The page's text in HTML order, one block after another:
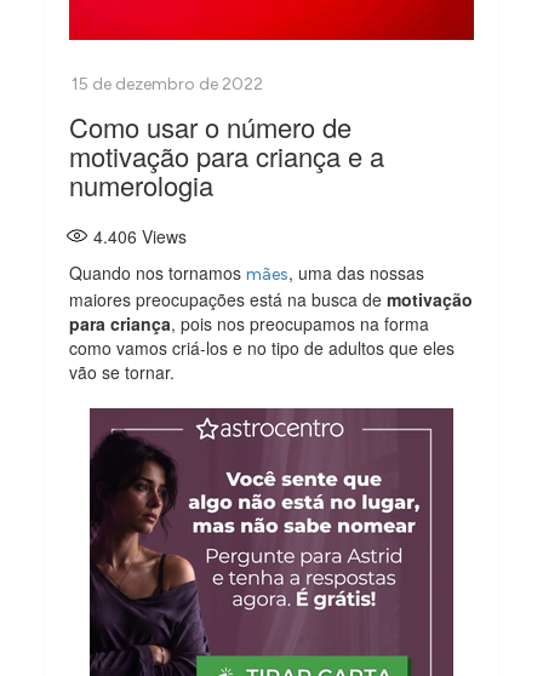
Como usar o número de
motivação para criança e a
numerologia
4.406 Views
Quando nos tornamosmães, uma das nossas
maiores preocupações está na busca de motivação
para criança, pois nos preocupamos na forma
como vamos criá-los e no tipo de adultos que eles
vão se tornar.